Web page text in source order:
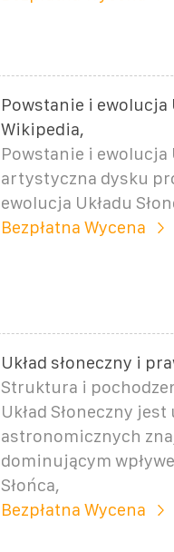
Powstanie i ewolucja
Wikipedia,
Powstanie i ewolucja
artystyczna dysku
ewolucja Układu
Bezpłatna Wycena
Układ słoneczny i
Struktura i
Układ Słoneczny jest
astronomicznych
dominującym
Słońca,
Bezpłatna Wycena